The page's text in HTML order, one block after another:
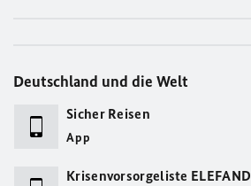
Deutschland und die Welt
Sicher Reisen
App
Krisenvorsorgeliste ELEFAND